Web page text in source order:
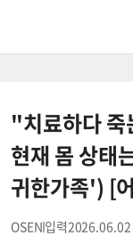
"치료하다
현재 몸 상태
귀한가족') [
OSEN